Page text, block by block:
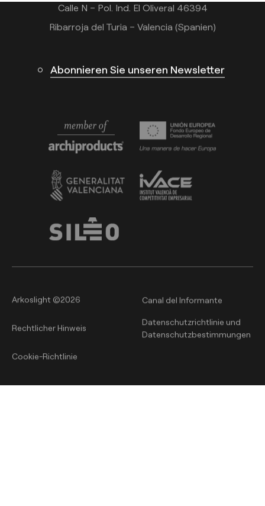
Calle N – Pol. Ind. El Oliveral 46394
Ribarroja del Turia – Valencia (Spanien)
Abonnieren Sie unseren Newsletter
Arkoslight ©2026 Canal del Informante
Rechtlicher Hinweis
Datenschutzrichtlinie und
Datenschutzbestimmungen
Cookie-Richtlinie